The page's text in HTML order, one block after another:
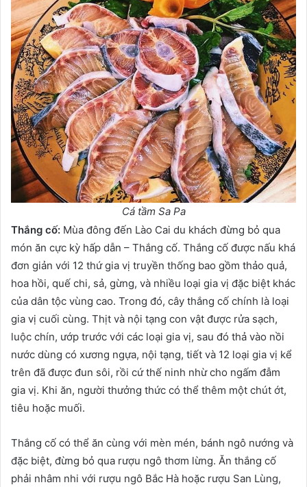
Cá tầm Sa Pa
Thắng cố: Mùa đông đến Lào Cai du khách đừng bỏ qua
món ăn cực kỳ hấp dẫn – Thắng cố. Thắng cố được nấu khá
đơn giản với 12 thứ gia vị truyền thống bao gồm thảo quả,
hoa hồi, quế chi, sả, gừng, và nhiều loại gia vị đặc biệt khác
của dân tộc vùng cao. Trong đó, cây thắng cố chính là loại
gia vị cuối cùng. Thịt và nội tạng con vật được rửa sạch,
luộc chín, ướp trước với các loại gia vị, sau đó thả vào nồi
nước dùng có xương ngựa, nội tạng, tiết và 12 loại gia vị kể
trên đã được đun sôi, rồi cứ thế ninh nhừ cho ngấm đẫm
gia vị. Khi ăn, người thưởng thức có thể thêm một chút ớt,
tiêu hoặc muối.
Thắng cố có thể ăn cùng với mèn mén, bánh ngô nướng và
đặc biệt, đừng bỏ qua rượu ngô thơm lừng. Ăn thắng cố
phải nhâm nhi với rượu ngô Bắc Hà hoặc rượu San Lùng,